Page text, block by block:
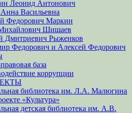
Леонид Антонович
Васильевна
Федорович Маркин
Шишаев
Дмитриевич Рыженков
Федорович и Алексей Федорович
база
коррупции
библиотека им. Л.А. Малюгина
«Культура»
детская библиотека им. А.В.